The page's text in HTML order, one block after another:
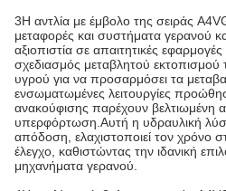
3Η αντλία με έμβολο της σειράς A4VG
μεταφορές και συστήματα γερανού
αξιοπιστία σε απαιτητικές
σχεδιασμός μεταβλητού εκτοπισμού
υγρού για να προσαρμόσει τα
ενσωματωμένες λειτουργίες
ανακούφισης παρέχουν βελτιωμένη
υπερφόρτωση.Αυτή η υδραυλική λύση
απόδοση, ελαχιστοποιεί τον χρόνο
έλεγχο, καθιστώντας την ιδανική
μηχανήματα γερανού.